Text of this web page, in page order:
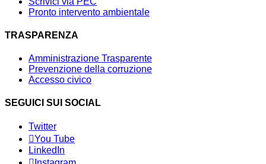
Pronto intervento ambientale
TRASPARENZA
Amministrazione Trasparente
Prevenzione della corruzione
Accesso civico
SEGUICI SUI SOCIAL
Twitter
You Tube
LinkedIn